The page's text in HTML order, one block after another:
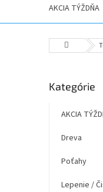
AKCIA TÝŽDŇA
Domov
o
Preskočiť
Kategórie
AKCIA
Dreva
Poťahy
Lepenie /